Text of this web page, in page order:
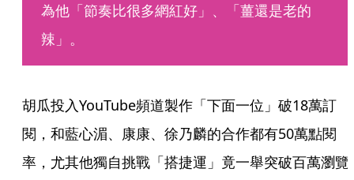
為他「節奏比很多網紅好」、「薑還是老的
辣」。
胡瓜投入YouTube頻道製作「下面一位」破18萬訂
閱，和藍心湄、康康、徐乃麟的合作都有50萬點閱
率，尤其他獨自挑戰「搭捷運」竟一舉突破百萬瀏覽